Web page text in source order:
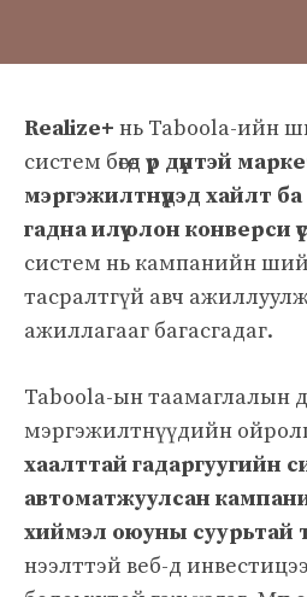
Realize+ нь Taboola-ийн
систем бөгөөд үр дүнтэй
мэргэжилтнүүдэд хайлт
гадна илүү олон конверси
систем нь кампанийн
тасралтгүй авч ажиллуулж,
ажиллагааг багасгадаг.
Taboola-ын таамаглалын
мэргэжилтнүүдийн
хаалттай гадаргуугийн
автоматжуулсан
хиймэл оюуны суурьтай
нээлттэй веб-д